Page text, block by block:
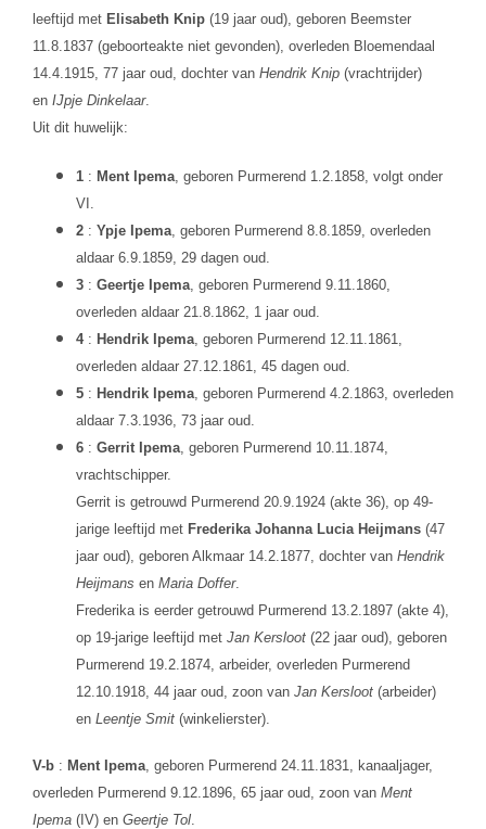
leeftijd met Elisabeth Knip(19 jaar oud), geboren Beemster
11.8.1837 (geboorteakte niet gevonden), overleden Bloemendaal
14.4.1915, 77 jaar oud, dochter van Hendrik Knip(vrachtrijder)
en IJpje Dinkelaar.
Uit dit huwelijk:
1 : Ment Ipema, geboren Purmerend 1.2.1858, volgt onder
VI.
2 : Ypje Ipema, geboren Purmerend 8.8.1859, overleden
aldaar 6.9.1859, 29 dagen oud.
3 : Geertje Ipema, geboren Purmerend 9.11.1860,
overleden aldaar 21.8.1862, 1 jaar oud.
4 : Hendrik Ipema, geboren Purmerend 12.11.1861,
overleden aldaar 27.12.1861, 45 dagen oud.
5 : Hendrik Ipema, geboren Purmerend 4.2.1863, overleden
aldaar 7.3.1936, 73 jaar oud.
6 : Gerrit Ipema, geboren Purmerend 10.11.1874,
vrachtschipper.
Gerrit is getrouwd Purmerend 20.9.1924 (akte 36), op 49-
jarige leeftijd met Frederika Johanna Lucia Heijmans(47
jaar oud), geboren Alkmaar 14.2.1877, dochter van Hendrik
Heijmans en Maria Doffer.
Frederika is eerder getrouwd Purmerend 13.2.1897 (akte 4),
op 19-jarige leeftijd met Jan Kersloot(22 jaar oud), geboren
Purmerend 19.2.1874, arbeider, overleden Purmerend
12.10.1918, 44 jaar oud, zoon van Jan Kersloot(arbeider)
en Leentje Smit(winkelierster).
V-b : Ment Ipema, geboren Purmerend 24.11.1831, kanaaljager,
overleden Purmerend 9.12.1896, 65 jaar oud, zoon van Ment
Ipema(IV) en Geertje Tol.